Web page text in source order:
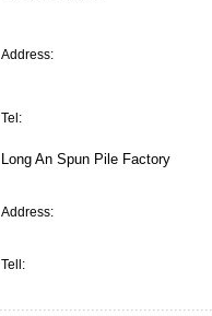
Address:
Tel:
Long An Spun Pile Factory
Address:
Tell: